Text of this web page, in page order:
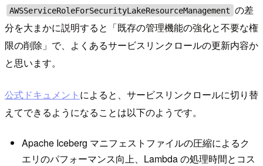
AWSServiceRoleForSecurityLakeResourceManagement の差
分を大まかに説明すると「既存の管理機能の強化と不要な権
限の削除」で、よくあるサービスリンクロールの更新内容か
と思います。
公式ドキュメント によると、サービスリンクロールに切り替
えてできるようになることは以下のようです。
Apache Iceberg マニフェストファイルの圧縮によるク
エリのパフォーマンス向上、Lambda の処理時間とコス